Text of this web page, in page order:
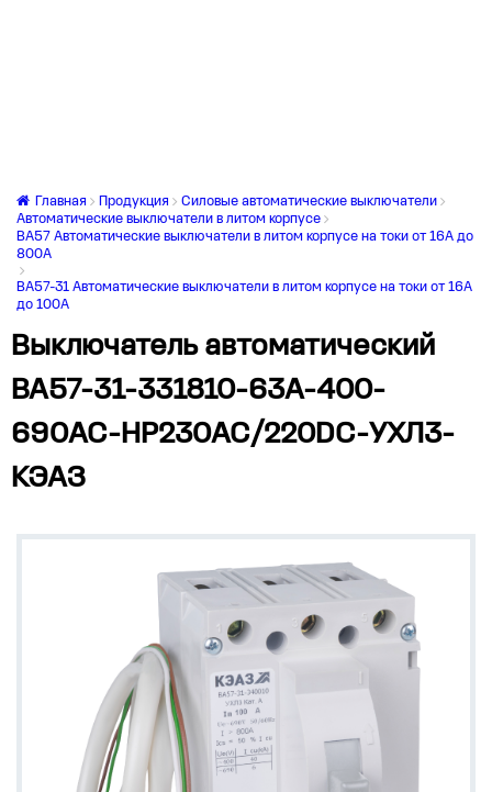
Главная Продукция
Силовые автоматические выключатели
Автоматические выключатели в литом корпусе
ВА57 Автоматические выключатели в литом корпусе на токи от 16А до
800А
ВА57-31 Автоматические выключатели в литом корпусе на токи от 16А
до 100А
Выключатель автоматический
ВА57-31-331810-63А-400-
690AC-НР230AC/220DC-УХЛ3-
КЭАЗ